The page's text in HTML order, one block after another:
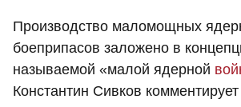
Производство маломощных
боеприпасов заложено в
называемой «малой ядерной
Константин Сивков